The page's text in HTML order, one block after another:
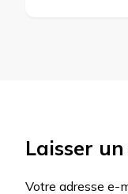
Laisser
Votre adresse e-